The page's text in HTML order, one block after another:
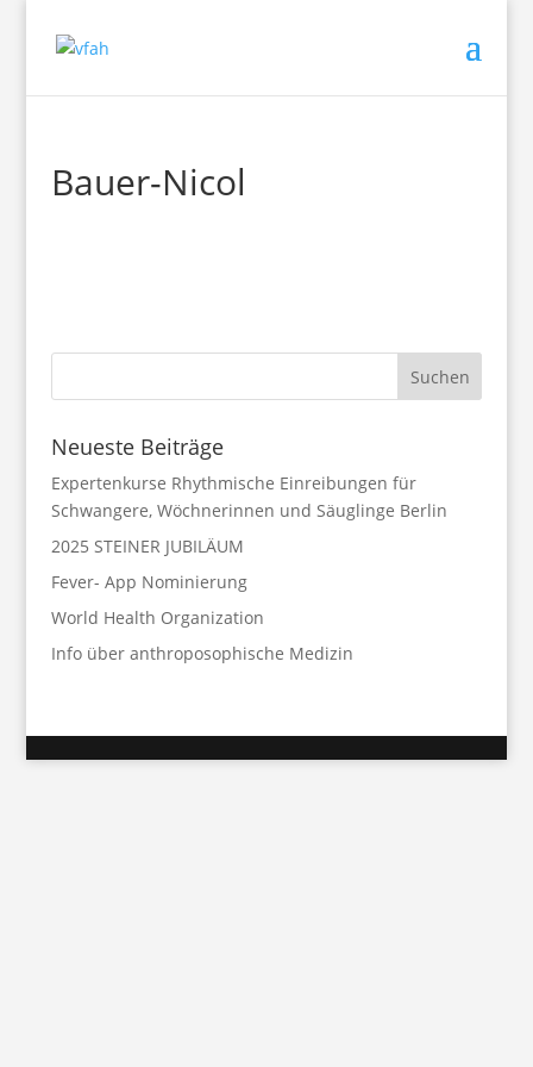
Bauer-Nicol
Neueste Beiträge
Expertenkurse Rhythmische Einreibungen für
Schwangere, Wöchnerinnen und Säuglinge Berlin
2025 STEINER JUBILÄUM
Fever- App Nominierung
World Health Organization
Info über anthroposophische Medizin